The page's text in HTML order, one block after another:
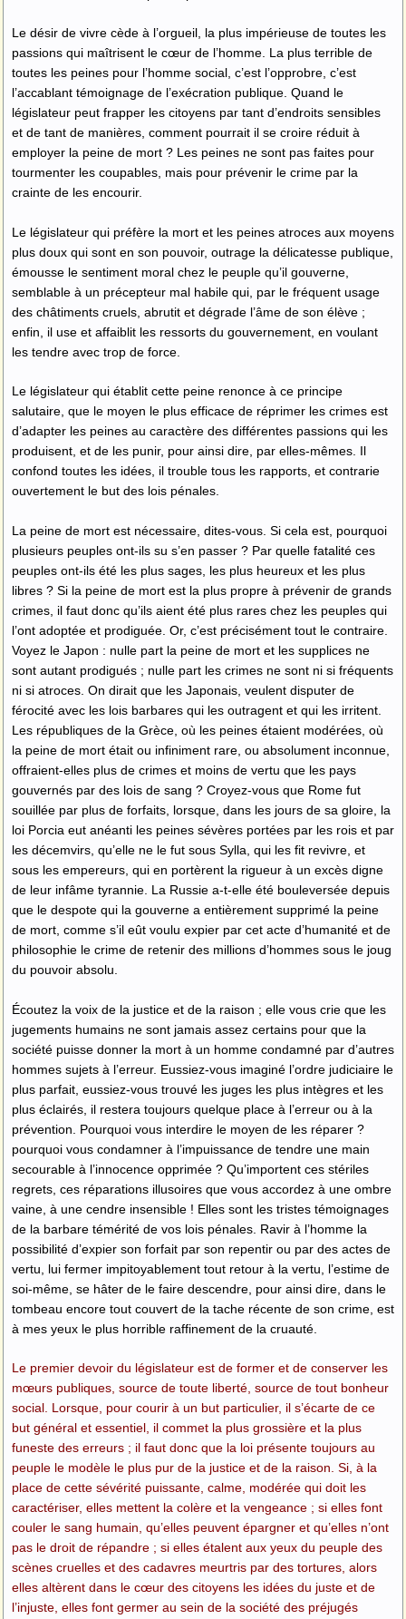
Le désir de vivre cède à l’orgueil, la plus impérieuse de toutes les
passions qui maîtrisent le cœur de l’homme. La plus terrible de
toutes les peines pour l’homme social, c’est l’opprobre, c’est
l’accablant témoignage de l’exécration publique. Quand le
législateur peut frapper les citoyens par tant d’endroits sensibles
et de tant de manières, comment pourrait il se croire réduit à
employer la peine de mort ? Les peines ne sont pas faites pour
tourmenter les coupables, mais pour prévenir le crime par la
crainte de les encourir.
Le législateur qui préfère la mort et les peines atroces aux moyens
plus doux qui sont en son pouvoir, outrage la délicatesse publique,
émousse le sentiment moral chez le peuple qu’il gouverne,
semblable à un précepteur mal habile qui, par le fréquent usage
des châtiments cruels, abrutit et dégrade l’âme de son élève ;
enfin, il use et affaiblit les ressorts du gouvernement, en voulant
les tendre avec trop de force.
Le législateur qui établit cette peine renonce à ce principe
salutaire, que le moyen le plus efficace de réprimer les crimes est
d’adapter les peines au caractère des différentes passions qui les
produisent, et de les punir, pour ainsi dire, par elles-mêmes. Il
confond toutes les idées, il trouble tous les rapports, et contrarie
ouvertement le but des lois pénales.
La peine de mort est nécessaire, dites-vous. Si cela est, pourquoi
plusieurs peuples ont-ils su s’en passer ? Par quelle fatalité ces
peuples ont-ils été les plus sages, les plus heureux et les plus
libres ? Si la peine de mort est la plus propre à prévenir de grands
crimes, il faut donc qu’ils aient été plus rares chez les peuples qui
l’ont adoptée et prodiguée. Or, c’est précisément tout le contraire.
Voyez le Japon : nulle part la peine de mort et les supplices ne
sont autant prodigués ; nulle part les crimes ne sont ni si fréquents
ni si atroces. On dirait que les Japonais, veulent disputer de
férocité avec les lois barbares qui les outragent et qui les irritent.
Les républiques de la Grèce, où les peines étaient modérées, où
la peine de mort était ou infiniment rare, ou absolument inconnue,
offraient-elles plus de crimes et moins de vertu que les pays
gouvernés par des lois de sang ? Croyez-vous que Rome fut
souillée par plus de forfaits, lorsque, dans les jours de sa gloire, la
loi Porcia eut anéanti les peines sévères portées par les rois et par
les décemvirs, qu’elle ne le fut sous Sylla, qui les fit revivre, et
sous les empereurs, qui en portèrent la rigueur à un excès digne
de leur infâme tyrannie. La Russie a-t-elle été bouleversée depuis
que le despote qui la gouverne a entièrement supprimé la peine
de mort, comme s’il eût voulu expier par cet acte d’humanité et de
philosophie le crime de retenir des millions d’hommes sous le joug
du pouvoir absolu.
Écoutez la voix de la justice et de la raison ; elle vous crie que les
jugements humains ne sont jamais assez certains pour que la
société puisse donner la mort à un homme condamné par d’autres
hommes sujets à l’erreur. Eussiez-vous imaginé l’ordre judiciaire le
plus parfait, eussiez-vous trouvé les juges les plus intègres et les
plus éclairés, il restera toujours quelque place à l’erreur ou à la
prévention. Pourquoi vous interdire le moyen de les réparer ?
pourquoi vous condamner à l’impuissance de tendre une main
secourable à l’innocence opprimée ? Qu’importent ces stériles
regrets, ces réparations illusoires que vous accordez à une ombre
vaine, à une cendre insensible ! Elles sont les tristes témoignages
de la barbare témérité de vos lois pénales. Ravir à l’homme la
possibilité d’expier son forfait par son repentir ou par des actes de
vertu, lui fermer impitoyablement tout retour à la vertu, l’estime de
soi-même, se hâter de le faire descendre, pour ainsi dire, dans le
tombeau encore tout couvert de la tache récente de son crime, est
à mes yeux le plus horrible raffinement de la cruauté.
Le premier devoir du législateur est de former et de conserver les
mœurs publiques, source de toute liberté, source de tout bonheur
social. Lorsque, pour courir à un but particulier, il s’écarte de ce
but général et essentiel, il commet la plus grossière et la plus
funeste des erreurs ; il faut donc que la loi présente toujours au
peuple le modèle le plus pur de la justice et de la raison. Si, à la
place de cette sévérité puissante, calme, modérée qui doit les
caractériser, elles mettent la colère et la vengeance ; si elles font
couler le sang humain, qu’elles peuvent épargner et qu’elles n’ont
pas le droit de répandre ; si elles étalent aux yeux du peuple des
scènes cruelles et des cadavres meurtris par des tortures, alors
elles altèrent dans le cœur des citoyens les idées du juste et de
l’injuste, elles font germer au sein de la société des préjugés